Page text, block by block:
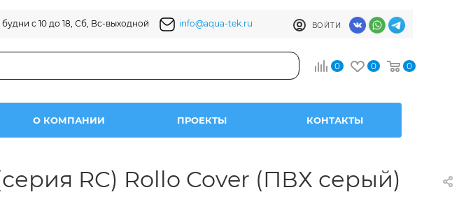
с 10 до 18, Сб, Вс-выходной info@aqua-tek.ru ВОЙТИ
0 0 0
О КОМПАНИИ ПРОЕКТЫ КОНТАКТЫ
RC) Rollo Cover (ПВХ серый)